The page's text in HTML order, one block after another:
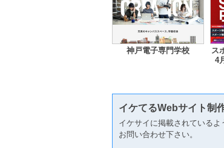
神戸電子専門学校
ス
4
イケてるWebサイト制
イケサイに掲載されている
お問い合わせ下さい。